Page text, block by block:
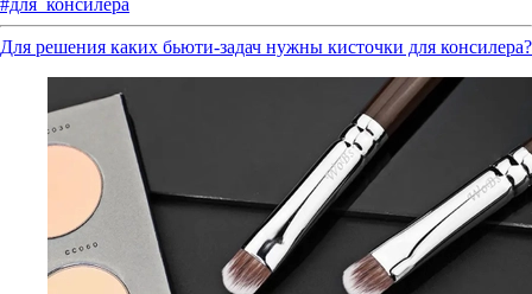
Для решения каких бьюти-задач нужны кисточки для консилера?